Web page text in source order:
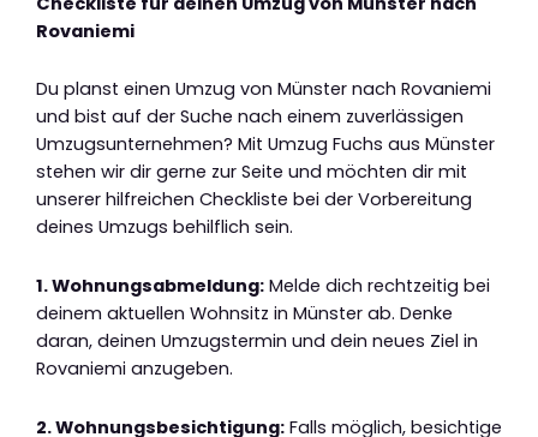
Rovaniemi
Du planst einen Umzug von Münster nach Rovaniemi
und bist auf der Suche nach einem zuverlässigen
Umzugsunternehmen? Mit Umzug Fuchs aus Münster
stehen wir dir gerne zur Seite und möchten dir mit
unserer hilfreichen Checkliste bei der Vorbereitung
deines Umzugs behilflich sein.
1. Wohnungsabmeldung: Melde dich rechtzeitig bei
deinem aktuellen Wohnsitz in Münster ab. Denke
daran, deinen Umzugstermin und dein neues Ziel in
Rovaniemi anzugeben.
2. Wohnungsbesichtigung: Falls möglich, besichtige